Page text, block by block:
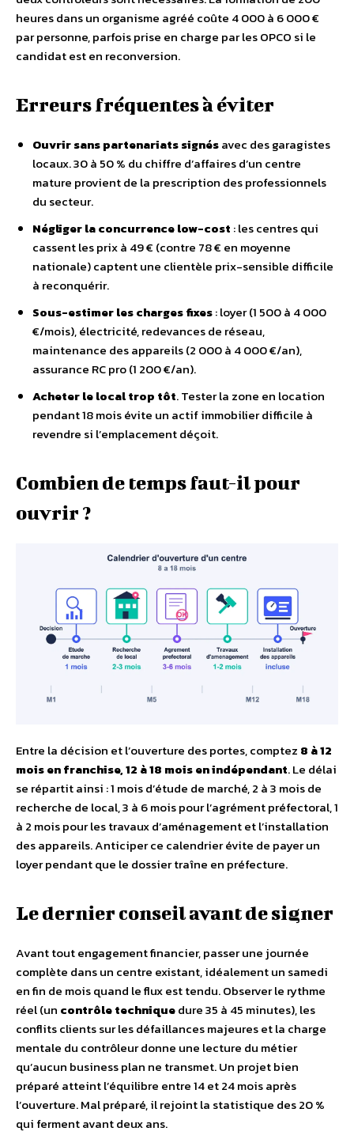
heures dans un organisme agréé coûte 4 000 à 6 000 €
par personne, parfois prise en charge par les OPCO si le
candidat est en reconversion.
Erreurs fréquentes à éviter
Ouvrir sans partenariats signésavec des garagistes
locaux. 30 à 50 % du chiffre d’affaires d’un centre
mature provient de la prescription des professionnels
du secteur.
Négliger la concurrence low-cost : les centres qui
cassent les prix à 49 € (contre 78 € en moyenne
nationale) captent une clientèle prix-sensible difficile
à reconquérir.
Sous-estimer les charges fixes: loyer (1 500 à 4 000
€/mois), électricité, redevances de réseau,
maintenance des appareils (2 000 à 4 000 €/an),
assurance RC pro (1 200 €/an).
Acheter le local trop tôt. Tester la zone en location
pendant 18 mois évite un actif immobilier difficile à
revendre si l’emplacement déçoit.
Combien de temps faut-il pour
ouvrir ?
Entre la décision et l’ouverture des portes, comptez 8 à 12
mois en franchise, 12 à 18 mois en indépendant. Le délai
se répartit ainsi : 1 mois d’étude de marché, 2 à 3 mois de
recherche de local, 3 à 6 mois pour l’agrément préfectoral, 1
à 2 mois pour les travaux d’aménagement et l’installation
des appareils. Anticiper ce calendrier évite de payer un
loyer pendant que le dossier traîne en préfecture.
Le dernier conseil avant de signer
Avant tout engagement financier, passer une journée
complète dans un centre existant, idéalement un samedi
en fin de mois quand le flux est tendu. Observer le rythme
réel (un contrôle techniquedure 35 à 45 minutes), les
conflits clients sur les défaillances majeures et la charge
mentale du contrôleur donne une lecture du métier
qu’aucun business plan ne transmet. Un projet bien
préparé atteint l’équilibre entre 14 et 24 mois après
l’ouverture. Mal préparé, il rejoint la statistique des 20 %
qui ferment avant deux ans.